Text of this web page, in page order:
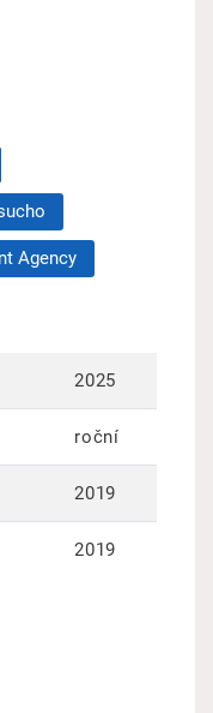
Agency
2025
roční
2019
2019